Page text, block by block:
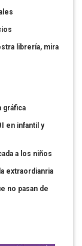
librería, mira
gráfica
en infantil y
a los niños
extraordianria
no pasan de